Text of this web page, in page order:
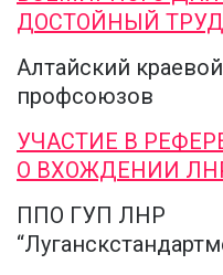
ДОСТОЙНЫЙ
Алтайский
профсоюзов
УЧАСТИЕ В
О ВХОЖДЕНИИ
ППО ГУП ЛНР